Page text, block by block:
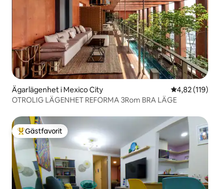
Ägarlägenhet i Mexico City 4,82 av 5 i
4,82 (119)
OTROLIG LÄGENHET REFORMA 3Rom BRA LÄGE
Populär gästfavorit
Gästfavorit